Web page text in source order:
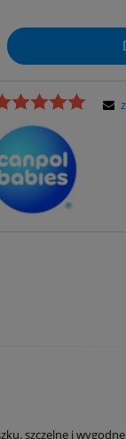
szczelne i wygodne